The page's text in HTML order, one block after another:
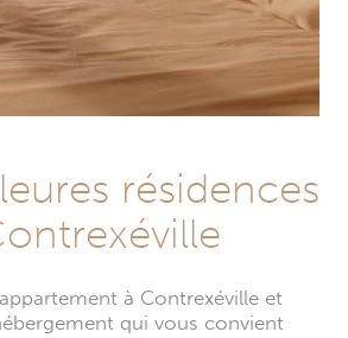
résidences
à Contrexéville et
qui vous convient